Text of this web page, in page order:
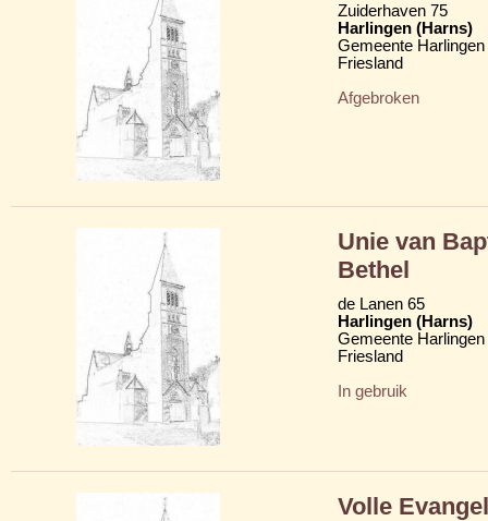
Zuiderhaven 75
Harlingen (Harns)
Gemeente Harlingen
Friesland
Afgebroken
Unie van
Bethel
de Lanen 65
Harlingen (Harns)
Gemeente Harlingen
Friesland
In gebruik
Volle